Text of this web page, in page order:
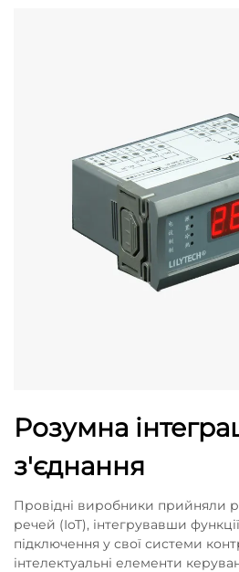
Розумна
з'єднання
Провідні виробники прийняли
речей (IoT), інтегрувавши
підключення у свої системи
інтелектуальні елементи